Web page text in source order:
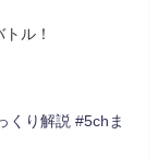
ル！
くり解説 #5chま